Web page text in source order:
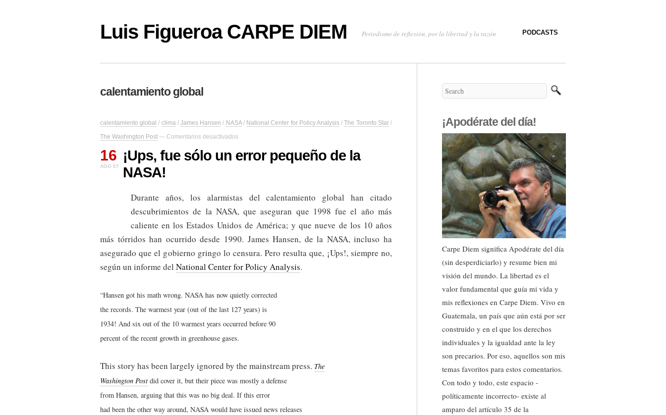
Luis Figueroa CARPE DIEM Periodismo de reflexión, por la libertad y la razón PODCASTS
calentamiento global
calentamiento global / clima/James Hansen / NASA/ National Center for Policy Analysis/The Toronto Star/
The Washington Post — Comentarios desactivados
sólo
de
NASA!
16
AGO 07
¡Ups, fue sólo un error pequeño de la
NASA!
Durante años, los alarmistas del calentamiento global han citado
descubrimientos de la NASA, que aseguran que 1998 fue el año más
caliente en los Estados Unidos de América; y que nueve de los 10 años
más tórridos han ocurrido desde 1990. James Hansen, de la NASA, incluso ha
asegurado que el gobierno gringo lo censura. Pero resulta que, ¡Ups!, siempre no,
según un informe del National Center for Policy Analysis.
“Hansen got his math wrong. NASA has now quietly corrected
the records. The warmest year (out of the last 127 years) is
1934! And six out of the 10 warmest years occurred before 90
percent of the recent growth in greenhouse gases.
This story has been largely ignored by the mainstream press. The
Washington Postdid cover it, but their piece was mostly a defense
from Hansen, arguing that this was no big deal. If this error
had been the other way around, NASA would have issued news releases
¡Apodérate del día!
Carpe Diem significa Apodérate del día
(sin desperdiciarlo) y resume bien mi
visión del mundo. La libertad es el
valor fundamental que guía mi vida y
mis reflexiones en Carpe Diem. Vivo en
Guatemala, un país que aún está por ser
construido y en el que los derechos
individuales y la igualdad ante la ley
son precarios. Por eso, aquellos son mis
temas favoritos para estos comentarios.
Con todo y todo, este espacio -
políticamente incorrecto- existe al
amparo del artículo 35 de la